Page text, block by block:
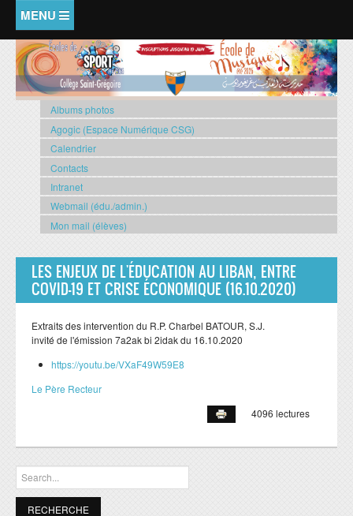
ACCUEIL
COMITÉ DES PARENTS
COMPLÉMENTAIRE
Agenda scolaire (Complémentaire)
Délégués
Horaire des classes
Menu de la cantine
PRIMAIRE 2
Agenda scolaire (primaire 2)
Délégués
Horaire des classes
PRIMAIRE 1
Agenda scolaire (primaire 1)
Horaire des classes
Albums photos
Agogic (Espace Numérique CSG)
Calendrier
Contacts
Intranet
Webmail (édu./admin.)
Mon mail (élèves)
LES ENJEUX DE L'ÉDUCATION AU LIBAN, ENTRE
COVID-19 ET CRISE ÉCONOMIQUE (16.10.2020)
Extraits des intervention du R.P. Charbel BATOUR, S.J.
invité de l'émission 7a2ak bi 2idak du 16.10.2020
https://youtu.be/VXaF49W59E8
Le Père Recteur
4096 lectures
Formulaire de recherche
Recherche